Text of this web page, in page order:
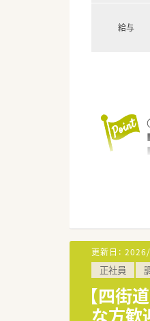
給与
更新日：
正社員
【四街
な方歓